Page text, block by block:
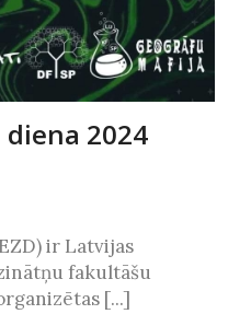
2024
ir Latvijas
fakultāšu
[...]